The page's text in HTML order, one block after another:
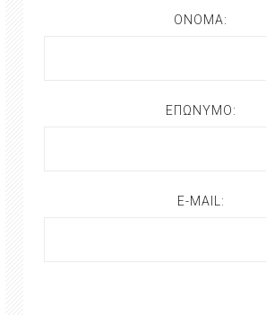
ΌΝΟΜΑ:
ΕΠΏΝΥΜΟ:
E-MAIL: